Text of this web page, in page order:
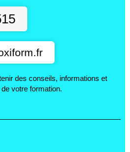
des conseils, informations et
votre formation.